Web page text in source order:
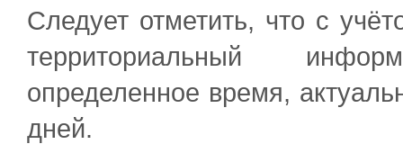
Следует отметить, что с
территориальный
определенное время,
дней.